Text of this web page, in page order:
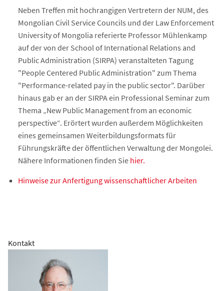
Neben Treffen mit hochrangigen Vertretern der NUM, des
Mongolian Civil Service Councils und der Law Enforcement
University of Mongolia referierte Professor Mühlenkamp
auf der von der School of International Relations and
Public Administration (SIRPA) veranstalteten Tagung
"People Centered Public Administration" zum Thema
"Performance-related pay in the public sector". Darüber
hinaus gab er an der SIRPA ein Professional Seminar zum
Thema „New Public Management from an economic
perspective“. Erörtert wurden außerdem Möglichkeiten
eines gemeinsamen Weiterbildungsformats für
Führungskräfte der öffentlichen Verwaltung der Mongolei.
Nähere Informationen finden Sie hier.
Hinweise zur Anfertigung wissenschaftlicher Arbeiten
Kontakt